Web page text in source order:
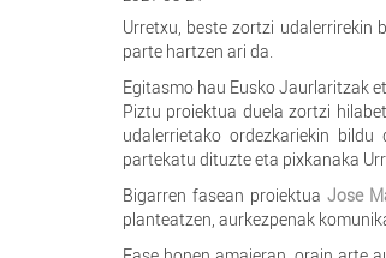
Urretxu, beste zortzi udalerrirekin
parte hartzen ari da.
Egitasmo hau Eusko Jaurlaritzak
Piztu proiektua duela zortzi
udalerrietako ordezkariekin
partekatu dituzte eta pixkanaka
Bigarren fasean proiektua Jose
planteatzen, aurkezpenak